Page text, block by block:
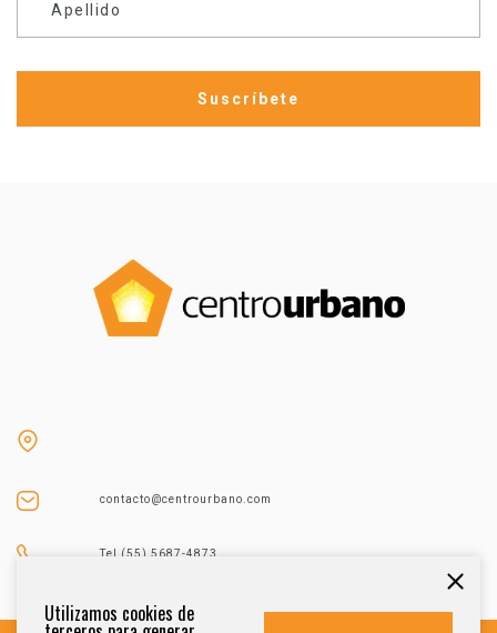
Apellido
contacto@centrourbano.com
Tel (55) 5687-4873
Utilizamos cookies de